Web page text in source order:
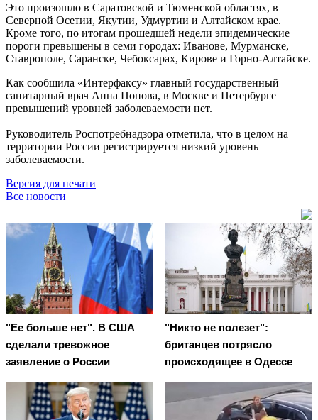
Это произошло в Саратовской и Тюменской областях, в
Северной Осетии, Якутии, Удмуртии и Алтайском крае.
Кроме того, по итогам прошедшей недели эпидемические
пороги превышены в семи городах: Иванове, Мурманске,
Ставрополе, Саранске, Чебоксарах, Кирове и Горно-Алтайске.
Как сообщила «Интерфаксу» главный государственный
санитарный врач Анна Попова, в Москве и Петербурге
превышений уровней заболеваемости нет.
Руководитель Роспотребнадзора отметила, что в целом на
территории России регистрируется низкий уровень
заболеваемости.
Версия для печати
Все новости
"Ее больше нет". В США
сделали тревожное
заявление о России
"Никто не полезет":
британцев потрясло
происходящее в Одессе